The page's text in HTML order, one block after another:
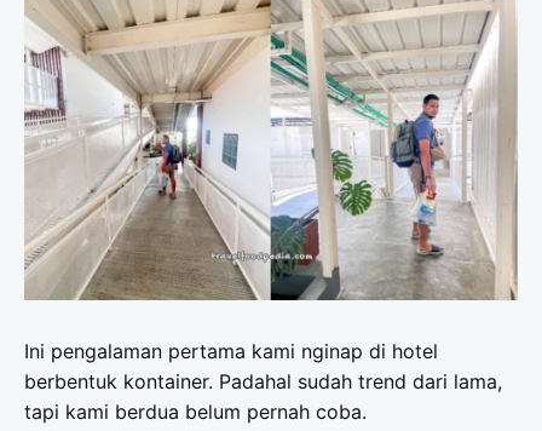
Ini pengalaman pertama kami nginap di hotel
berbentuk kontainer. Padahal sudah trend dari lama,
tapi kami berdua belum pernah coba.